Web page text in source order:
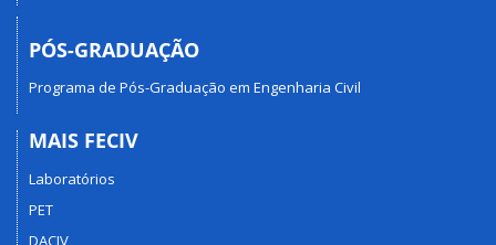
PÓS-GRADUAÇÃO
Programa de Pós-Graduação em Engenharia Civil
MAIS FECIV
Laboratórios
PET
DACIV